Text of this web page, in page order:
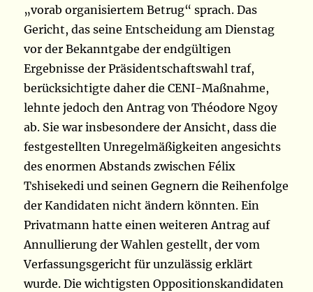
„vorab organisiertem Betrug“ sprach. Das
Gericht, das seine Entscheidung am Dienstag
vor der Bekanntgabe der endgültigen
Ergebnisse der Präsidentschaftswahl traf,
berücksichtigte daher die CENI-Maßnahme,
lehnte jedoch den Antrag von Théodore Ngoy
ab. Sie war insbesondere der Ansicht, dass die
festgestellten Unregelmäßigkeiten angesichts
des enormen Abstands zwischen Félix
Tshisekedi und seinen Gegnern die Reihenfolge
der Kandidaten nicht ändern könnten. Ein
Privatmann hatte einen weiteren Antrag auf
Annullierung der Wahlen gestellt, der vom
Verfassungsgericht für unzulässig erklärt
wurde. Die wichtigsten Oppositionskandidaten